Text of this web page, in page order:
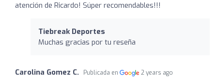
atención de Ricardo! Súper recomendables!!!
Tiebreak Deportes
Muchas gracias por tu reseña
Carolina Gomez C. Publicada en 2 years ago